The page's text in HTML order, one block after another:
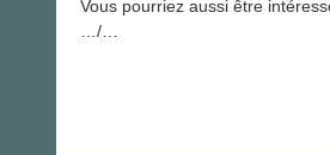
Vous pourriez aussi être
…/…